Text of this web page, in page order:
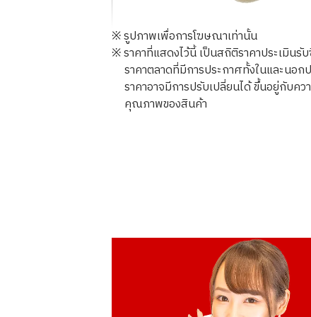
8K gold (K8) ring with blue stone
※ รูปภาพเพื่อการโฆษณาเท่านั้น
※ ราคาที่แสดงไว้นี้ เป็นสถิติราคาประเมิน
ราคาตลาดที่มีการประกาศทั้งในและนอ
ราคาอาจมีการปรับเปลี่ยนได้ ขึ้นอยู่กับค
คุณภาพของสินค้า